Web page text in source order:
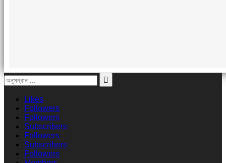
Likes
Followers
Followers
Subscribers
Followers
Subscribers
Followers